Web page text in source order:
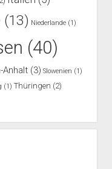
(13) Niederlande(1)
(40)
Anhalt(3) Slowenien (1)
(1) Thüringen (2)